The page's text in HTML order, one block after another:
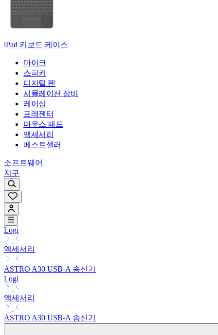
iPad 키보드 케이스
마이크
스피커
디지털 펜
시뮬레이션 장비
레이싱
프레젠터
마우스 패드
액세서리
베스트셀러
소프트웨어
지구
Logi
액세서리
ASTRO A30 USB-A 송신기
Logi
액세서리
ASTRO A30 USB-A 송신기